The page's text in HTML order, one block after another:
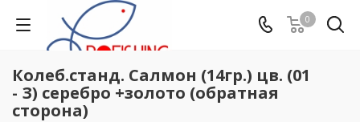
0
Колеб.станд. Салмон (14гр.) цв. (01
- З) серебро +золото (обратная
сторона)